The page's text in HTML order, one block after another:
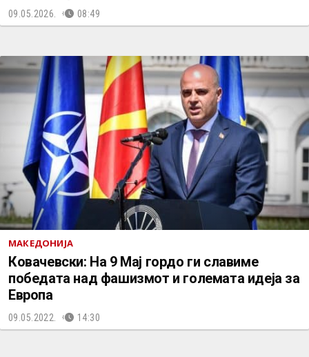
09.05.2026. 08:49
МАКЕДОНИЈА
Ковачевски: На 9 Мај гордо ги славиме
победата над фашизмот и големата идеја за
Европа
09.05.2022. 14:30